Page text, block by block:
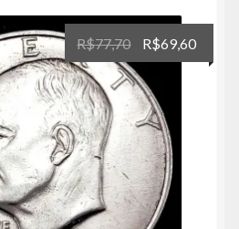
R$77,70
O
preço
original
era:
R$77,70.
R$69,60O
preço